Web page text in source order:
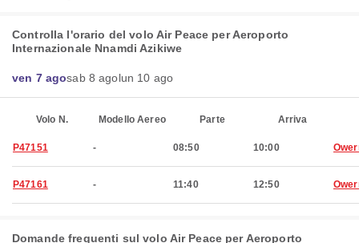
Controlla l'orario del volo Air Peace per Aeroporto
Internazionale Nnamdi Azikiwe
ven 7 agosab 8 agolun 10 ago
Volo N. Modello Aereo Parte Arriva
P47151 - 08:50 10:00
P47161 - 11:40 12:50
Domande frequenti sul volo Air Peace per Aeroporto